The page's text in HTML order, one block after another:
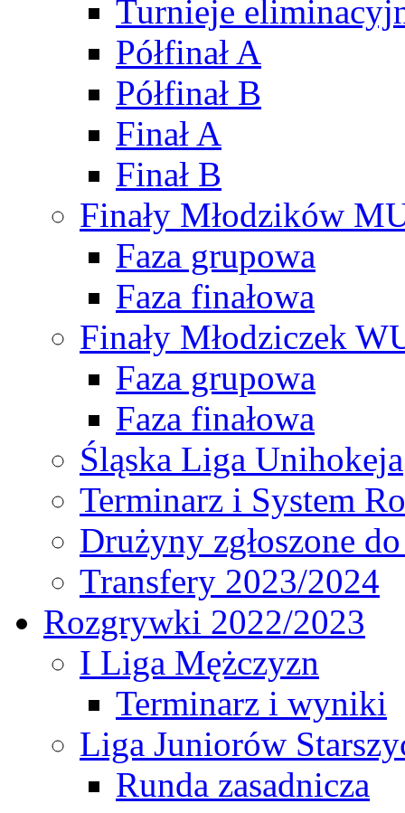
Turnieje
Półfinał A
Półfinał B
Finał A
Finał B
Finały Młodzików
Faza grupowa
Faza finałowa
Finały Młodziczek
Faza grupowa
Faza finałowa
Śląska Liga Unihokeja
Terminarz i System
Drużyny zgłoszone
Transfery 2023/2024
Rozgrywki 2022/2023
I Liga Mężczyzn
Terminarz i wyniki
Liga Juniorów
Runda zasadnicza